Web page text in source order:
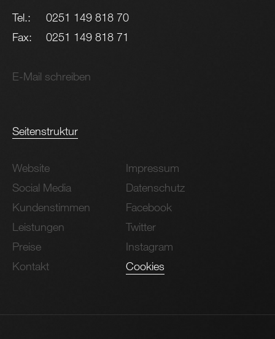
Tel.:
0251 149 818 70
Fax:
0251 149 818 71
E-Mail schreiben
Seitenstruktur
Website
Social Media
Kundenstimmen
Leistungen
Preise
Kontakt
Impressum
Datenschutz
Facebook
Twitter
Instagram
Cookies